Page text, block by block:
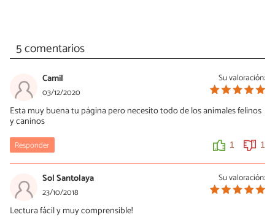
5 comentarios
Su valoración:
Camil
03/12/2020
Esta muy buena tu página pero necesito todo de los animales felinos
y caninos
Responder 1 1
Su valoración:
Sol Santolaya
23/10/2018
Lectura fácil y muy comprensible!